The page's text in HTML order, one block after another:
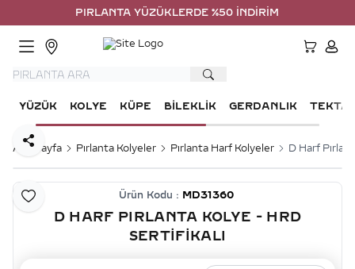
PIRLANTA YÜZÜKLERDE %50 İNDİRİM
YÜZÜK KOLYE KÜPE BILEKLIK GERDANLIK TEKTAŞ
Ana Sayfa Pırlanta Kolyeler Pırlanta Harf Kolyeler D Harf
Favoriye Ekle
Paylaş
Ürün Kodu : MD31360
D HARF PIRLANTA KOLYE - HRD
SERTIFIKALI